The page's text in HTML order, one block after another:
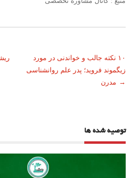
ناوبری
نوشته
۱۰ نکته جالب و خواندنی در مورد
زیگموند فروید؛ پدر علم روانشناسی
مدرن →
توصیه شده ها